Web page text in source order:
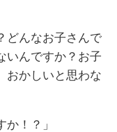
どんなお子さんで
いんですか？お子
おかしいと思わな
！？」